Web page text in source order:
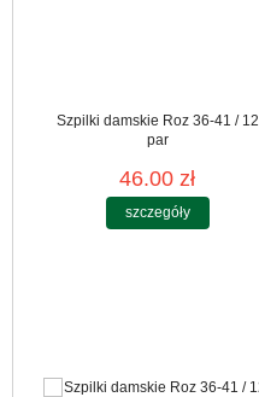
Szpilki damskie Roz 36-41 / 12
par
46.00 zł
szczegóły